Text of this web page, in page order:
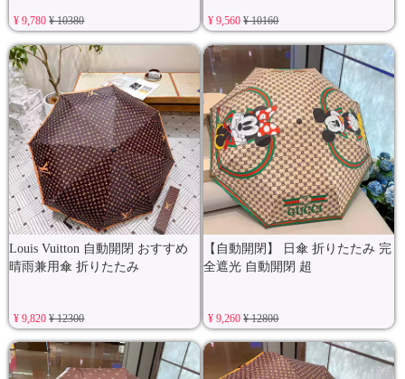
¥ 9,780¥ 10380 ¥ 9,560¥ 10160
Louis Vuitton 自動開閉 おすすめ
晴雨兼用傘 折りたたみ
¥ 9,820¥ 12300
【自動開閉】 日傘 折りたたみ 完
全遮光 自動開閉 超
¥ 9,260¥ 12800